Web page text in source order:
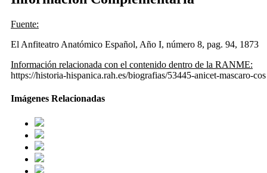
Fuente:
El Anfiteatro Anatómico Español, Año I, número 8, pag. 94, 1873
Información relacionada con el contenido dentro de la RANME:
https://historia-hispanica.rah.es/biografias/53445-anicet-mascaro-cos
Imágenes Relacionadas